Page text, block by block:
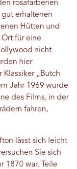
rosafarbenen
erhaltenen
Hütten und
für eine
nicht
hier
Klassiker „Butch
Jahr 1969 wurde
des Films, in der
fahren,
lässt sich leicht
Sie sich
1870 war. Teile